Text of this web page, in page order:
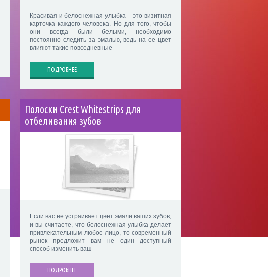
Красивая и белоснежная улыбка – это визитная
карточка каждого человека. Но для того, чтобы
они всегда были белыми, необходимо
постоянно следить за эмалью, ведь на ее цвет
влияют такие повседневные
ПОДРОБНЕЕ
Полоски Crest Whitestrips для
отбеливания зубов
Если вас не устраивает цвет эмали ваших зубов,
и вы считаете, что белоснежная улыбка делает
привлекательным любое лицо, то современный
рынок предложит вам не один доступный
способ изменить ваш
ПОДРОБНЕЕ